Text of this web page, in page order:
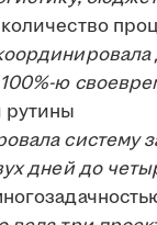
ю
систему
дней до